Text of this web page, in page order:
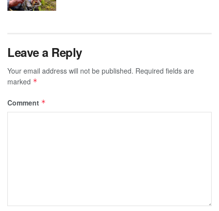
Leave a Reply
Your email address will not be published. Required fields are
marked *
Comment *